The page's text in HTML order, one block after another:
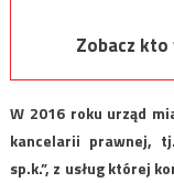
Zobacz kto
W 2016 roku urząd
kancelarii prawnej,
sp.k.”, z usług której